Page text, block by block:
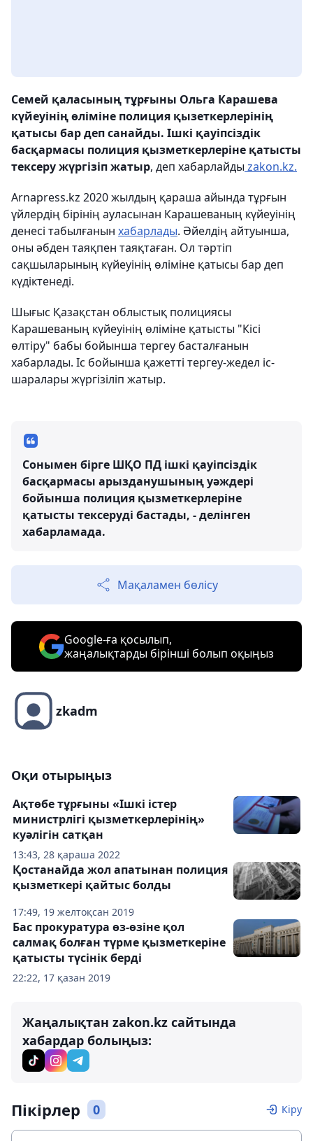
Семей қаласының тұрғыны Ольга Карашева
күйеуінің өліміне полиция қызеткерлерінің
қатысы бар деп санайды. Ішкі қауіпсіздік
басқармасы полиция қызметкерлеріне қатысты
тексеру жүргізіп жатыр, деп хабарлайды zakon.kz.
Arnapress.kz 2020 жылдың қараша айында тұрғын
үйлердің бірінің ауласынан Карашеваның күйеуінің
денесі табылғанын хабарлады. Әйелдің айтуынша,
оны әбден таяқпен таяқтаған. Ол тәртіп
сақшыларының күйеуінің өліміне қатысы бар деп
күдіктенеді.
Шығыс Қазақстан облыстық полициясы
Карашеваның күйеуінің өліміне қатысты "Кісі
өлтіру" бабы бойынша тергеу басталғанын
хабарлады. Іс бойынша қажетті тергеу-жедел іс-
шаралары жүргізіліп жатыр.
Сонымен бірге ШҚО ПД ішкі қауіпсіздік
басқармасы арызданушының уәждері
бойынша полиция қызметкерлеріне
қатысты тексеруді бастады, - делінген
хабарламада.
Мақаламен бөлісу
Google-ға қосылып,
жаңалықтарды бірінші болып оқыңыз
zkadm
Оқи отырыңыз
13:43, 28 қараша 2022
Ақтөбе тұрғыны «Ішкі істер
министрлігі қызметкерлерінің»
куәлігін сатқан
17:49, 19 желтоқсан 2019
Қостанайда жол апатынан полиция
қызметкері қайтыс болды
22:22, 17 қазан 2019
Бас прокуратура өз-өзіне қол
салмақ болған түрме қызметкеріне
қатысты түсінік берді
Жаңалықтан zakon.kz сайтында
хабардар болыңыз:
Пікірлер 0 Кіру